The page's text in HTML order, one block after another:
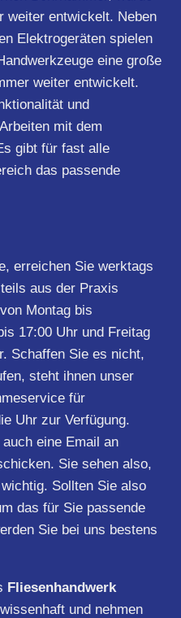
weiter entwickelt. Neben
Elektrogeräten spielen
eine große
weiter entwickelt.
und
mit dem
gibt für fast alle
das passende
erreichen Sie werktags
aus der Praxis
Montag bis
17:00 Uhr und Freitag
Schaffen Sie es nicht,
steht ihnen unser
für
Uhr zur Verfügung.
eine Email an
Sie sehen also,
Sollten Sie also
das für Sie passende
Sie bei uns bestens
Fliesenhandwerk
und nehmen